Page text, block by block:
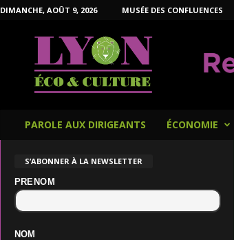
DIMANCHE, AOÛT 9, 2026 MUSÉE DES CONFLUENCES
PAROLE AUX DIRIGEANTS ÉCONOMIE
S’ABONNER À LA NEWSLETTER
PRENOM
NOM